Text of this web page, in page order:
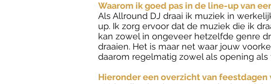
Waarom ik goed pas in de line-up van
Als Allround DJ draai ik muziek in
up. Ik zorg ervoor dat de muziek die ik
kan zowel in ongeveer hetzelfde genre
draaien. Het is maar net waar jouw
daarom regelmatig zowel als opening
Hieronder een overzicht van